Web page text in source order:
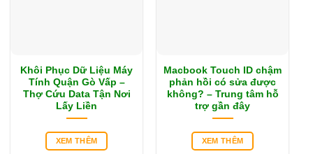
Khôi Phục Dữ Liệu Máy
Tính Quận Gò Vấp –
Thợ Cứu Data Tận Nơi
Lấy Liền
XEM THÊM
Macbook Touch ID chậm
phản hồi có sửa được
không? – Trung tâm hỗ
trợ gần đây
XEM THÊM